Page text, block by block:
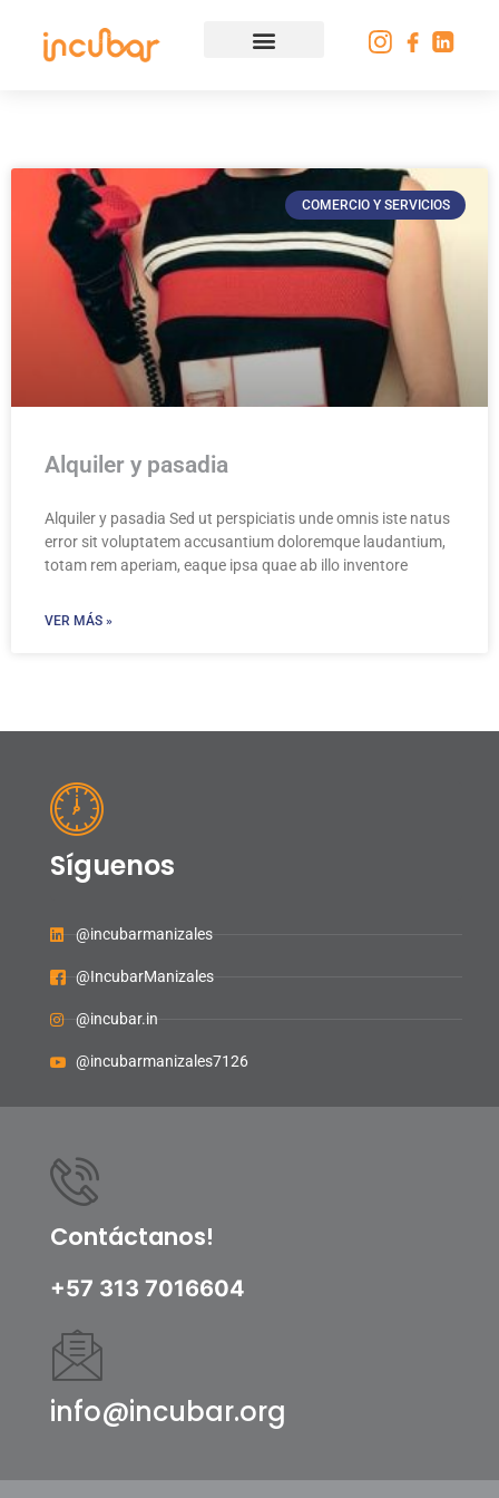
COMERCIO Y SERVICIOS
Alquiler y pasadia
Alquiler y pasadia Sed ut perspiciatis unde omnis iste natus
error sit voluptatem accusantium doloremque laudantium,
totam rem aperiam, eaque ipsa quae ab illo inventore
VER MÁS »
Síguenos
@incubarmanizales
@IncubarManizales
@incubar.in
@incubarmanizales7126
Contáctanos!
+57 313 7016604
info@incubar.org